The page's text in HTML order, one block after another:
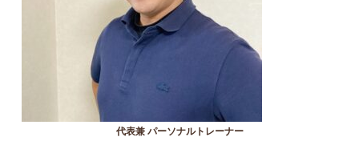
代表兼 パーソナルトレーナー